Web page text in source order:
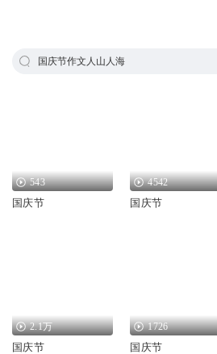
国庆节作文人山人海
543
国庆节
4542
国庆节
2.1万
国庆节
1726
国庆节